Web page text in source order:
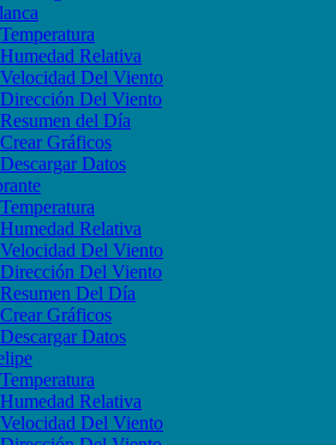
Temperatura
Humedad Relativa
Velocidad Del Viento
Dirección Del Viento
Resumen del Día
Crear Gráficos
Descargar Datos
Temperatura
Humedad Relativa
Velocidad Del Viento
Dirección Del Viento
Resumen Del Día
Crear Gráficos
Descargar Datos
Temperatura
Humedad Relativa
Velocidad Del Viento